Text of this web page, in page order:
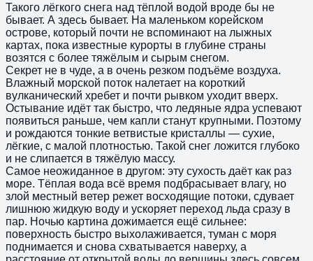
Такого лёгкого снега над тёплой водой вроде бы не
бывает. А здесь бывает. На маленьком корейском
острове, который почти не вспоминают на лыжных
картах, пока известные курорты в глубине страны
возятся с более тяжёлым и сырым снегом.
Секрет не в чуде, а в очень резком подъёме воздуха.
Влажный морской поток налетает на короткий
вулканический хребет и почти рывком уходит вверх.
Остывание идёт так быстро, что ледяные ядра успевают
появиться раньше, чем капли станут крупными. Поэтому
и рождаются тонкие ветвистые кристаллы — сухие,
лёгкие, с малой плотностью. Такой снег ложится глубоко
и не слипается в тяжёлую массу.
Самое неожиданное в другом: эту сухость даёт как раз
море. Тёплая вода всё время подбрасывает влагу, но
злой местный ветер режет восходящие потоки, сдувает
лишнюю жидкую воду и ускоряет переход льда сразу в
пар. Ночью картина дожимается ещё сильнее:
поверхность быстро выхолаживается, туман с моря
поднимается и снова схватывается наверху, а